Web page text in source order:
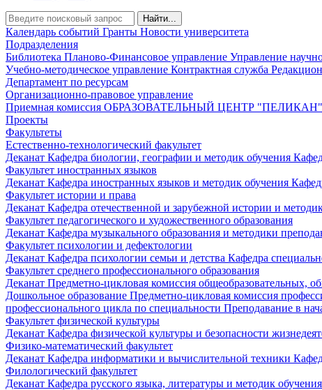
Найти...
Календарь событий Гранты Новости университета
Подразделения
Библиотека Планово-Финансовое управление Управление
Учебно-методическое управление Контрактная служба
Департамент по ресурсам
Организационно-правовое управление
Приемная комиссия ОБРАЗОВАТЕЛЬНЫЙ ЦЕНТР "ПЕЛИКАН"
Проекты
Факультеты
Естественно-технологический факультет
Деканат Кафедра биологии, географии и методик обучения
Факультет иностранных языков
Деканат Кафедра иностранных языков и методик обучения
Факультет истории и права
Деканат Кафедра отечественной и зарубежной истории и
Факультет педагогического и художественного образования
Деканат Кафедра музыкального образования и методики
Факультет психологии и дефектологии
Деканат Кафедра психологии семьи и детства Кафедра
Факультет среднего профессионального образования
Деканат Предметно-цикловая комиссия общеобразовательных,
Дошкольное образование Предметно-цикловая комиссия
профессионального цикла по специальности Преподавание в
Факультет физической культуры
Деканат Кафедра физической культуры и безопасности
Физико-математический факультет
Деканат Кафедра информатики и вычислительной техники
Филологический факультет
Деканат Кафедра русского языка, литературы и методик обучения